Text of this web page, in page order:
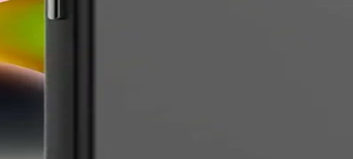
korur ve tarzınızı yansıtır. Hafif ve çeşitli renk